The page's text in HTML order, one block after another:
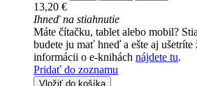
13,20 €
Ihneď na stiahnutie
Máte čítačku, tablet alebo mobil?
budete ju mať hneď a ešte aj
informácii o e-knihách nájdete tu.
Pridať do zoznamu
Vložiť do košíka